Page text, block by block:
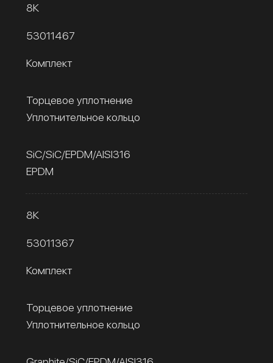
8К
53011467
Комплект
Торцевое уплотнение
Уплотнительное кольцо
SiC/SiC/EPDM/AISI316
EPDM
8К
53011367
Комплект
Торцевое уплотнение
Уплотнительное кольцо